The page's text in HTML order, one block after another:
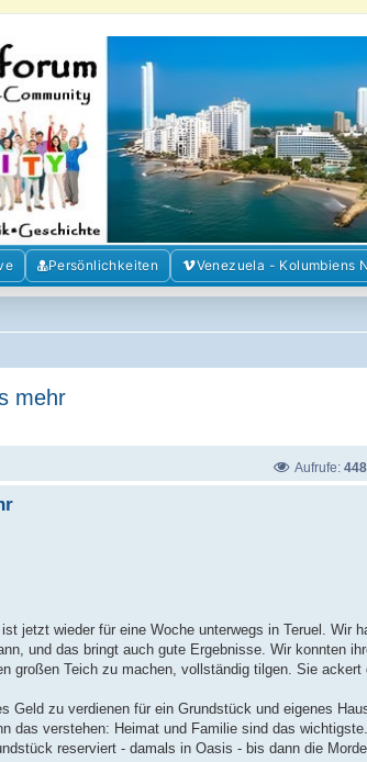
Kolumbiens
Erfahrungen und Gemeinschaft im Kolumbienforum
Persönlichkeiten Venezuela - Kolumbiens
mehr
Aufrufe:
jetzt wieder für eine Woche unterwegs in Teruel. Wir
und das bringt auch gute Ergebnisse. Wir konnten
großen Teich zu machen, vollständig tilgen. Sie ackert
zu verdienen für ein Grundstück und eigenes
das verstehen: Heimat und Familie sind das
reserviert - damals in Oasis - bis dann die